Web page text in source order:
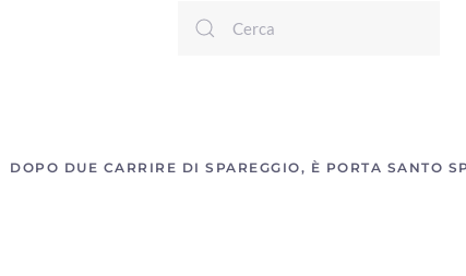
DOPO DUE CARRIRE DI SPAREGGIO, È PORTA SANTO